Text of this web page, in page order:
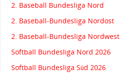
2. Baseball Bundesliga Nord
2. Baseball-Bundesliga Nordost
2. Baseball-Bundesliga Nordwest
Softball Bundesliga Nord 2026
Softball Bundesliga Süd 2026